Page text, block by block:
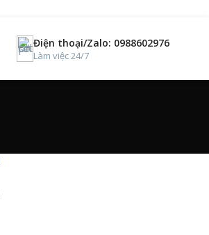
Điện thoại/Zalo: 0988602976
Làm việc 24/7